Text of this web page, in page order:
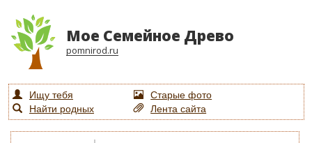
Мое Семейное Древо
pomnirod.ru
Ищу тебя
Старые фото
Найти родных
Лента сайта